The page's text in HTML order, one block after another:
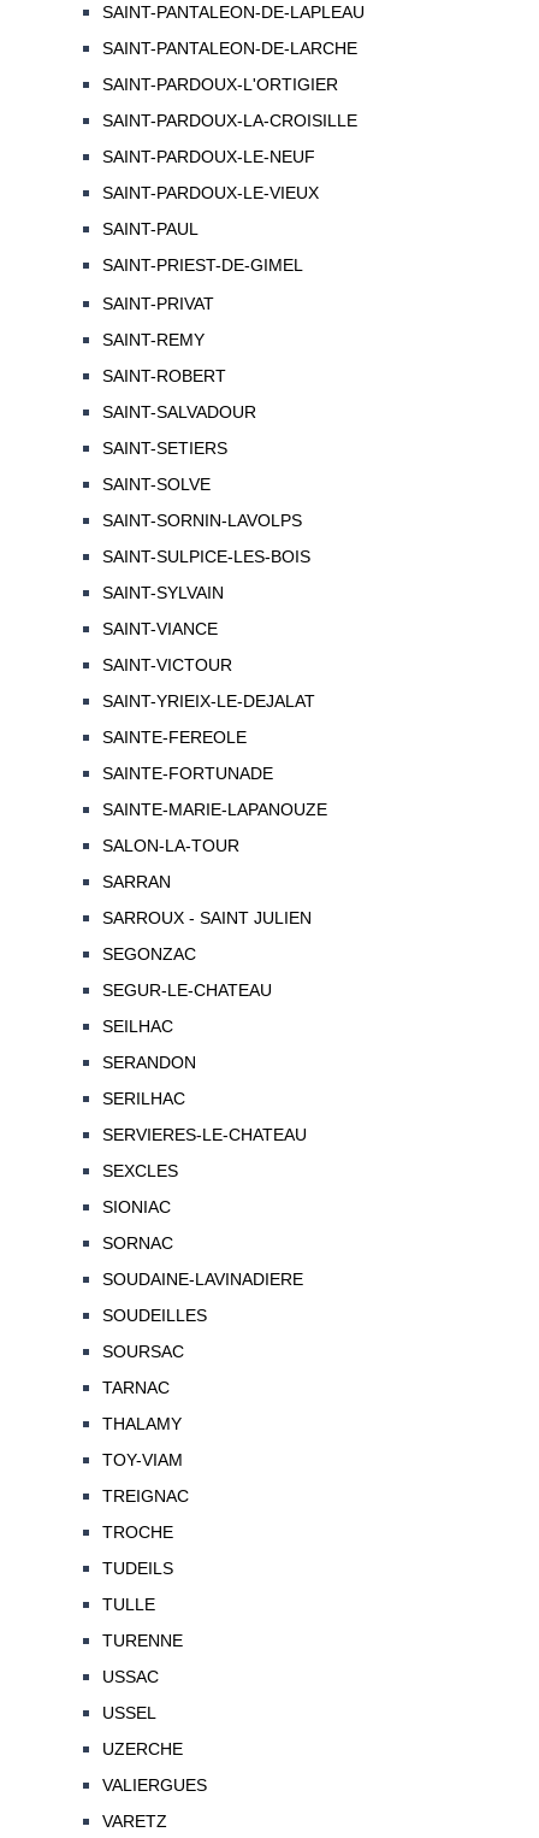
SAINT-PANTALEON-DE-LAPLEAU
SAINT-PANTALEON-DE-LARCHE
SAINT-PARDOUX-L'ORTIGIER
SAINT-PARDOUX-LA-CROISILLE
SAINT-PARDOUX-LE-NEUF
SAINT-PARDOUX-LE-VIEUX
SAINT-PAUL
SAINT-PRIEST-DE-GIMEL
SAINT-PRIVAT
SAINT-REMY
SAINT-ROBERT
SAINT-SALVADOUR
SAINT-SETIERS
SAINT-SOLVE
SAINT-SORNIN-LAVOLPS
SAINT-SULPICE-LES-BOIS
SAINT-SYLVAIN
SAINT-VIANCE
SAINT-VICTOUR
SAINT-YRIEIX-LE-DEJALAT
SAINTE-FEREOLE
SAINTE-FORTUNADE
SAINTE-MARIE-LAPANOUZE
SALON-LA-TOUR
SARRAN
SARROUX - SAINT JULIEN
SEGONZAC
SEGUR-LE-CHATEAU
SEILHAC
SERANDON
SERILHAC
SERVIERES-LE-CHATEAU
SEXCLES
SIONIAC
SORNAC
SOUDAINE-LAVINADIERE
SOUDEILLES
SOURSAC
TARNAC
THALAMY
TOY-VIAM
TREIGNAC
TROCHE
TUDEILS
TULLE
TURENNE
USSAC
USSEL
UZERCHE
VALIERGUES
VARETZ